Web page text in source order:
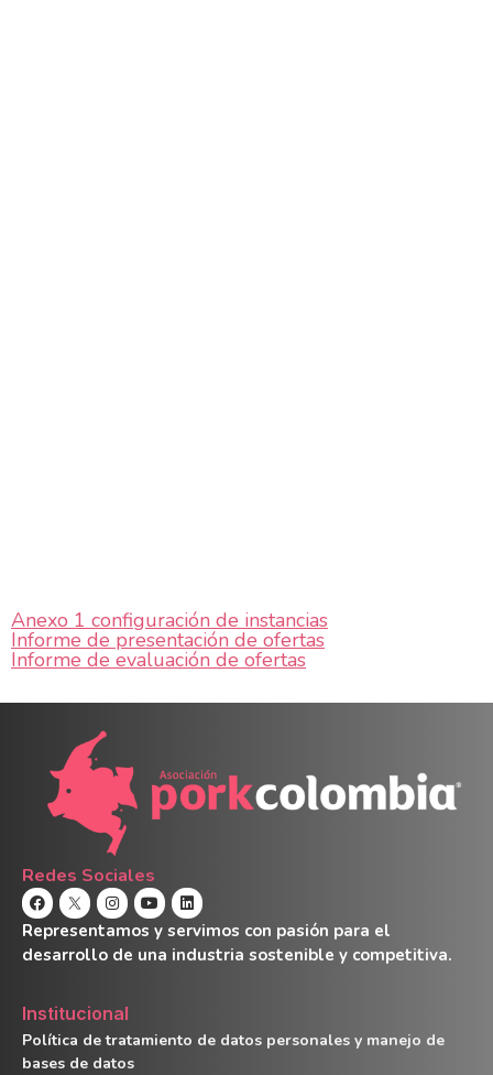
Anexo 1 configuración de instancias
Informe de presentación de ofertas
Informe de evaluación de ofertas
Redes Sociales
Representamos y servimos con pasión para el
desarrollo de una industria sostenible y competitiva.
Institucional
Política de tratamiento de datos personales y manejo de
bases de datos